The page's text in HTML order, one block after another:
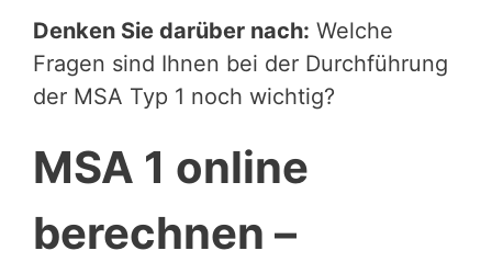
Denken Sie darüber nach: Welche
Fragen sind Ihnen bei der Durchführung
der MSA Typ 1 noch wichtig?
MSA 1 online
berechnen –